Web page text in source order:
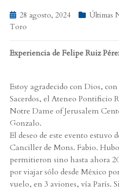
28 agosto, 2024 Últimas
Toro
Experiencia de Felipe Ruiz
Estoy agradecido con Dios,
Sacerdos, el Ateneo Pontificio
Notre Dame of Jerusalem
Gonzalo.
El deseo de este evento estuvo
Canciller de Mons. Fabio.
permitieron sino hasta ahora
por viajar sólo desde México
vuelo, en 3 aviones, vía París.